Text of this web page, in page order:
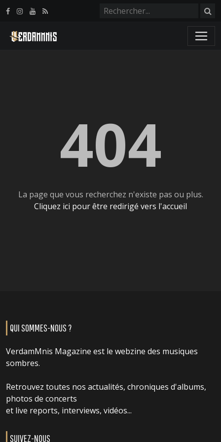
404
La page que vous recherchez n'existe pas ou plus.
Cliquez ici pour être redirigé vers l'accueil
QUI SOMMES-NOUS ?
VerdamMnis Magazine est le webzine des musiques
sombres.
Retrouvez toutes nos actualités, chroniques d'albums,
photos de concerts
et live reports, interviews, vidéos...
SUIVEZ-NOUS
Panneau de gestion des cookies